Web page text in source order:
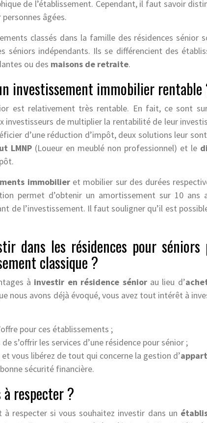
de l’établissement. Cependant, il faut savoir
âgées.
classés dans la famille des résidences sénior
séniors indépendants. Ils se différencient des
ou des maisons de retraite.
investissement immobilier rentable
est relativement très rentable. En fait, ce sont
investisseurs de multiplier la rentabilité de leur
d’une réduction d’impôt, deux solutions leur
LMNP (Loueur en meublé non professionnel) et le
immobilieret mobilier sur des durées
permet d’obtenir un amortissement sur 10 ans
de l’investissement. Il faut souligner qu’il est
dans les résidences pour séniors
classique ?
à investir en résidence séniorau lieu d’
nous avons déjà évoqué, vous avez tout intérêt à
pour ces établissements ;
s’offrir les services d’une résidence pour sénior ;
vous libérez de tout qui concerne la gestion d’
sécurité financière.
respecter ?
respecter si vous souhaitez investir dans un